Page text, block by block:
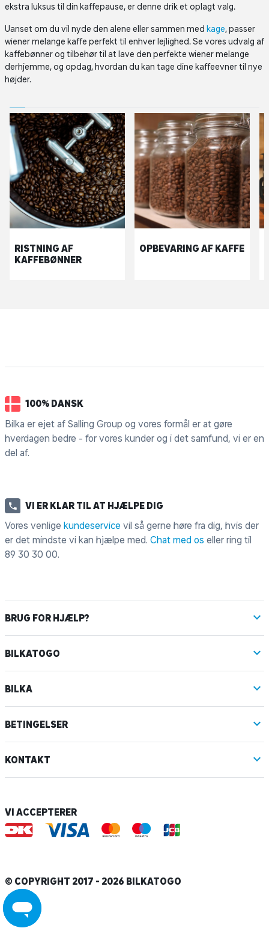
ekstra luksus til din kaffepause, er denne drik et oplagt valg.
Uanset om du vil nyde den alene eller sammen med kage, passer
wiener melange kaffe perfekt til enhver lejlighed. Se vores udvalg af
kaffebønner og tilbehør til at lave den perfekte wiener melange
derhjemme, og opdag, hvordan du kan tage dine kaffeevner til nye
højder.
RISTNING AF
KAFFEBØNNER
OPBEVARING AF KAFFE
100% DANSK
Bilka er ejet af Salling Group og vores formål er at gøre
hverdagen bedre - for vores kunder og i det samfund, vi er en
del af.
VI ER KLAR TIL AT HJÆLPE DIG
Vores venlige kundeservice vil så gerne høre fra dig, hvis der
er det mindste vi kan hjælpe med. Chat med os eller ring til
89 30 30 00.
BRUG FOR HJÆLP?
BILKATOGO
BILKA
BETINGELSER
KONTAKT
VI ACCEPTERER
© COPYRIGHT 2017 - 2026 BILKATOGO